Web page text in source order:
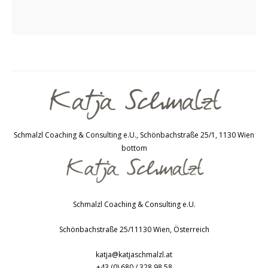
Schmalzl Coaching & Consulting e.U., Schönbachstraße 25/1, 1130 Wien
bottom
Schmalzl Coaching & Consulting e.U.
Schönbachstraße 25/1 1130 Wien, Österreich
katja@katjaschmalzl.at